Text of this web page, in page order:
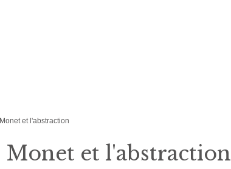
Monet et l'abstraction
Monet et l'abstraction